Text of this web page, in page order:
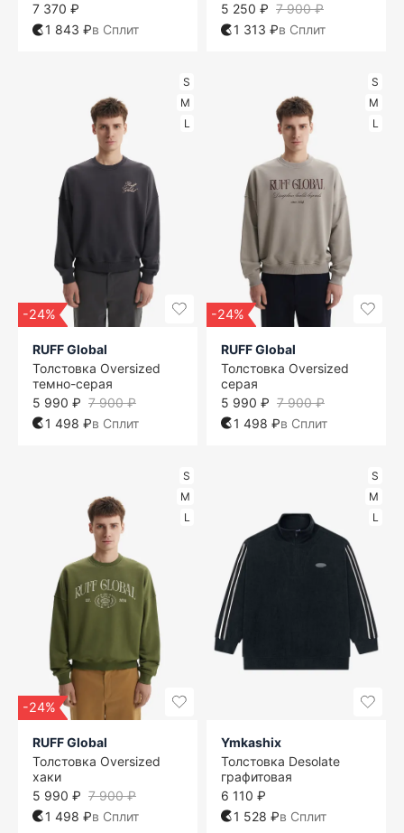
7 370 ₽
1 843 ₽в Сплит
7 900 ₽
5 250 ₽
1 313 ₽в Сплит
S
M
L
-24%
RUFF Global
Толстовка Oversized
темно-серая
7 900 ₽
5 990 ₽
1 498 ₽в Сплит
S
M
L
-24%
RUFF Global
Толстовка Oversized
серая
7 900 ₽
5 990 ₽
1 498 ₽в Сплит
S
M
L
-24%
RUFF Global
Толстовка Oversized
хаки
7 900 ₽
5 990 ₽
1 498 ₽в Сплит
S
M
L
Ymkashix
Толстовка Desolate
графитовая
6 110 ₽
1 528 ₽в Сплит